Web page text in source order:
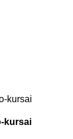
kursai